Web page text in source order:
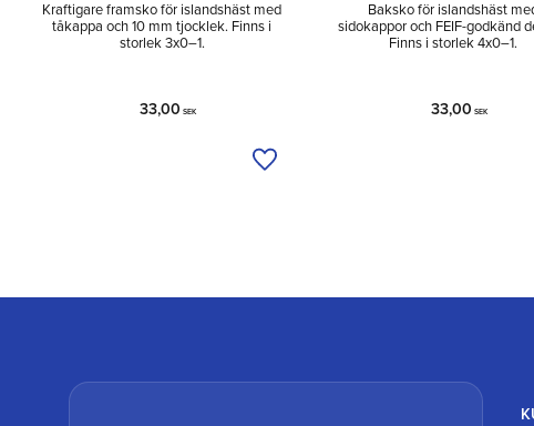
Kraftigare framsko för islandshäst med
tåkappa och 10 mm tjocklek. Finns i
storlek 3x0–1.
33,00 SEK
Lägg till i önskelista
Baksko för islandshäst
sidokappor och FEIF-godkänd
Finns i storlek 4x0–1.
33,00 SEK